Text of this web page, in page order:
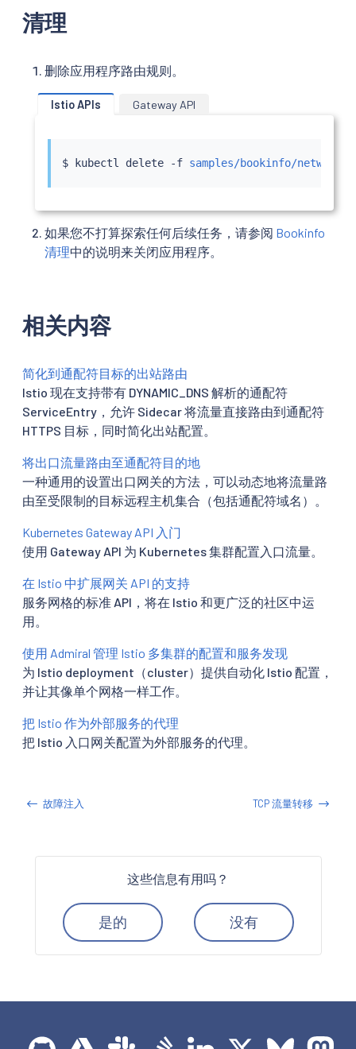
清理
删除应用程序路由规则。
Istio APIs Gateway API
$ kubectl delete -f samples/bookinfo/
如果您不打算探索任何后续任务，请参阅 Bookinfo
清理中的说明来关闭应用程序。
相关内容
简化到通配符目标的出站路由
Istio 现在支持带有 DYNAMIC_DNS 解析的通配符
ServiceEntry，允许 Sidecar 将流量直接路由到通配符
HTTPS 目标，同时简化出站配置。
将出口流量路由至通配符目的地
一种通用的设置出口网关的方法，可以动态地将流量路
由至受限制的目标远程主机集合（包括通配符域名）。
Kubernetes Gateway API 入门
使用 Gateway API 为 Kubernetes 集群配置入口流量。
在 Istio 中扩展网关 API 的支持
服务网格的标准 API，将在 Istio 和更广泛的社区中运
用。
使用 Admiral 管理 Istio 多集群的配置和服务发现
为 Istio deployment（cluster）提供自动化 Istio 配置，
并让其像单个网格一样工作。
把 Istio 作为外部服务的代理
把 Istio 入口网关配置为外部服务的代理。
故障注入 TCP 流量转移
这些信息有用吗？
是的 没有